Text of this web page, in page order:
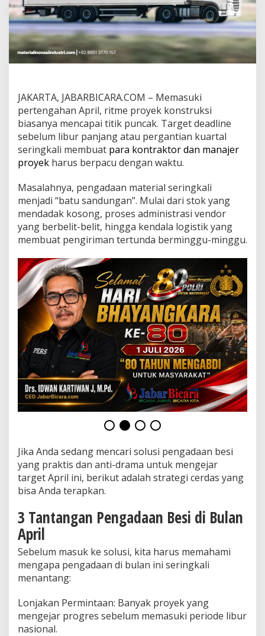
n
t
u
P
r
e
k
A
p
r
i
l
n
i
?
n
i
o
u
s
i
T
a
n
i
b
t
JAKARTA, JABARBICARA.COM – Memasuki
pertengahan April, ritme proyek konstruksi
biasanya mencapai titik puncak. Target deadline
sebelum libur panjang atau pergantian kuartal
seringkali membuat para kontraktor dan manajer
proyek harus berpacu dengan waktu.
Masalahnya, pengadaan material seringkali
menjadi “batu sandungan”. Mulai dari stok yang
mendadak kosong, proses administrasi vendor
yang berbelit-belit, hingga kendala logistik yang
membuat pengiriman tertunda berminggu-minggu.
Jika Anda sedang mencari solusi pengadaan besi
yang praktis dan anti-drama untuk mengejar
target April ini, berikut adalah strategi cerdas yang
bisa Anda terapkan.
3 Tantangan Pengadaan Besi di Bulan
April
Sebelum masuk ke solusi, kita harus memahami
mengapa pengadaan di bulan ini seringkali
menantang:
Lonjakan Permintaan: Banyak proyek yang
mengejar progres sebelum memasuki periode libur
nasional.